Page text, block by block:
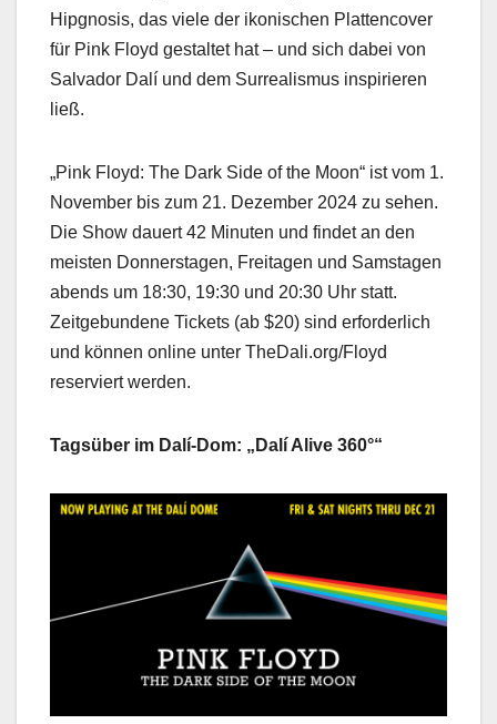
Hipgnosis, das viele der ikonischen Plattencover
für Pink Floyd gestaltet hat – und sich dabei von
Salvador Dalí und dem Surrealismus inspirieren
ließ.
„Pink Floyd: The Dark Side of the Moon“ ist vom 1.
November bis zum 21. Dezember 2024 zu sehen.
Die Show dauert 42 Minuten und findet an den
meisten Donnerstagen, Freitagen und Samstagen
abends um 18:30, 19:30 und 20:30 Uhr statt.
Zeitgebundene Tickets (ab $20) sind erforderlich
und können online unter TheDali.org/Floyd
reserviert werden.
Tagsüber im Dalí-Dom: „Dalí Alive 360°“